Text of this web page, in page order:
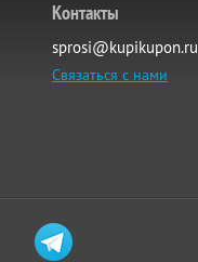
Контакты
sprosi@kupikupon.ru
Связаться с нами